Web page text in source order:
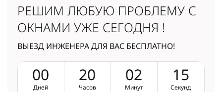
РЕШИМ ЛЮБУЮ ПРОБЛЕМУ С
ОКНАМИ УЖЕ СЕГОДНЯ !
ВЫЕЗД ИНЖЕНЕРА ДЛЯ ВАС БЕСПЛАТНО!
00
Дней
20
Часов
02
Минут
15
Секунд